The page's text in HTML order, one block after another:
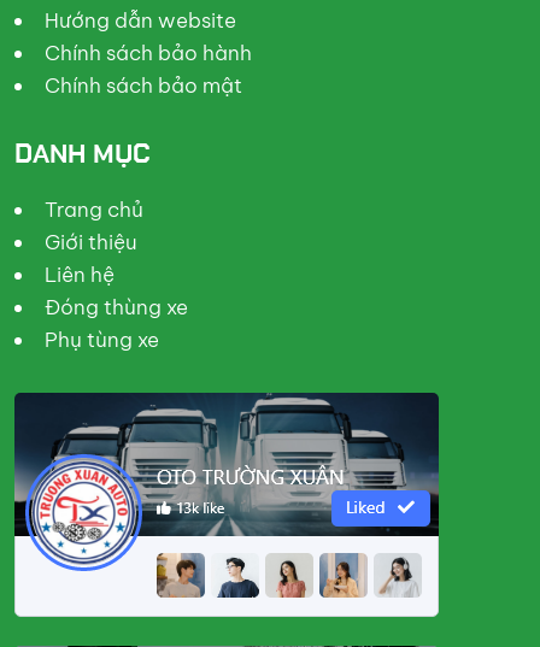
Hướng dẫn website
Chính sách bảo hành
Chính sách bảo mật
DANH MỤC
Trang chủ
Giới thiệu
Liên hệ
Đóng thùng xe
Phụ tùng xe